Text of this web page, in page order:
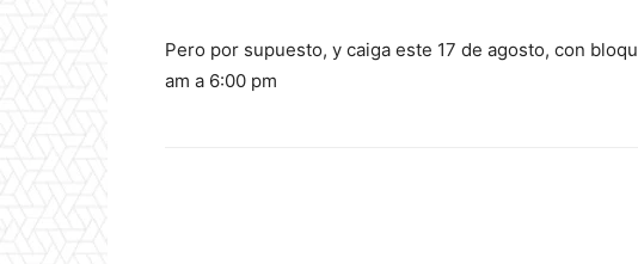
Pero por supuesto, y caiga este 17 de agosto, con
am a 6:00 pm